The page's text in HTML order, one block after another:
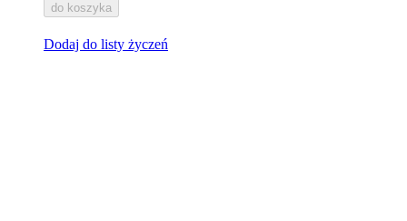
do koszyka
Dodaj do listy życzeń